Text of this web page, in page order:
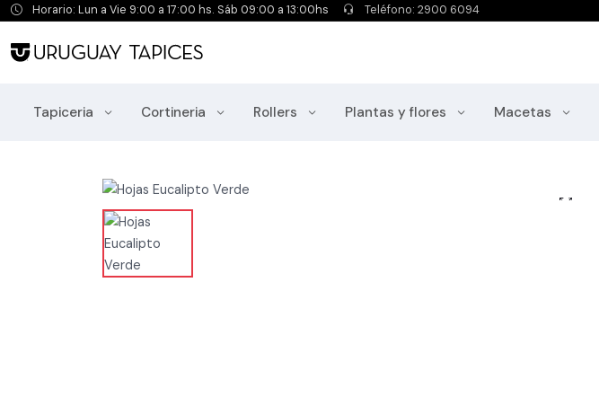
Horario: Lun a Vie 9:00 a 17:00 hs. Sáb 09:00 a 13:00hs Teléfono: 2900 6094
Tapiceria Cortineria Rollers Plantas y flores Macetas